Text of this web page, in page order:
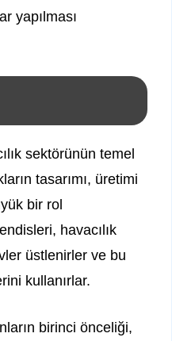
yapılması
sektörünün temel
tasarımı, üretimi
bir rol
havacılık
üstlenirler ve bu
kullanırlar.
birinci önceliği,